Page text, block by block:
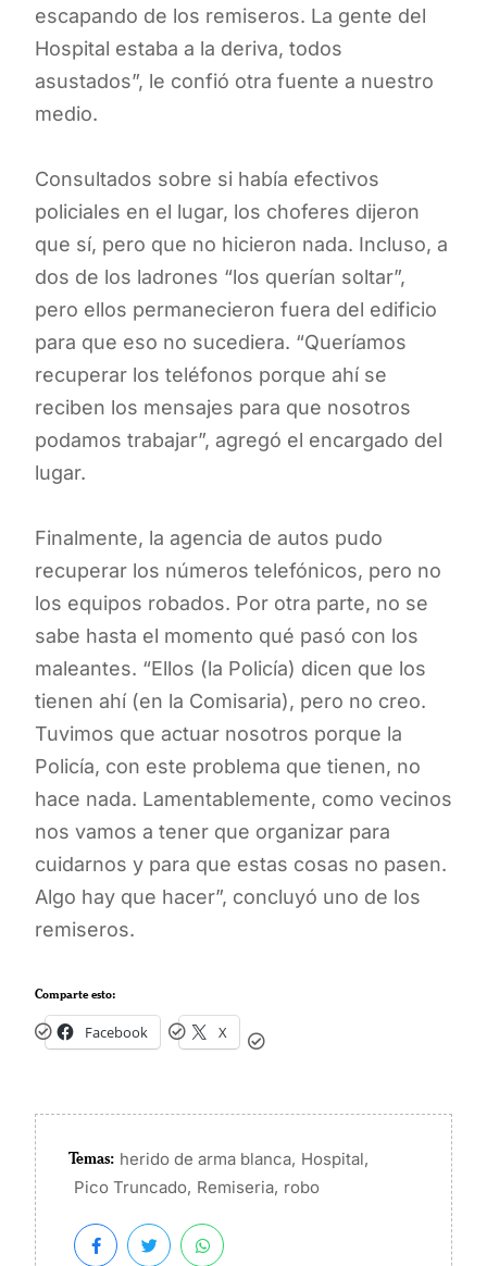
escapando de los remiseros. La gente del
Hospital estaba a la deriva, todos
asustados”, le confió otra fuente a nuestro
medio.
Consultados sobre si había efectivos
policiales en el lugar, los choferes dijeron
que sí, pero que no hicieron nada. Incluso, a
dos de los ladrones “los querían soltar”,
pero ellos permanecieron fuera del edificio
para que eso no sucediera. “Queríamos
recuperar los teléfonos porque ahí se
reciben los mensajes para que nosotros
podamos trabajar”, agregó el encargado del
lugar.
Finalmente, la agencia de autos pudo
recuperar los números telefónicos, pero no
los equipos robados. Por otra parte, no se
sabe hasta el momento qué pasó con los
maleantes. “Ellos (la Policía) dicen que los
tienen ahí (en la Comisaria), pero no creo.
Tuvimos que actuar nosotros porque la
Policía, con este problema que tienen, no
hace nada. Lamentablemente, como vecinos
nos vamos a tener que organizar para
cuidarnos y para que estas cosas no pasen.
Algo hay que hacer”, concluyó uno de los
remiseros.
Comparte esto:
Facebook X
Temas: herido de arma blanca, Hospital,
Pico Truncado, Remiseria, robo